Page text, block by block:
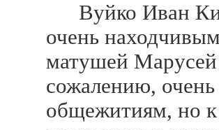
Вуйко Иван
очень
матушей Марусей
сожалению,
общежитиям, но к